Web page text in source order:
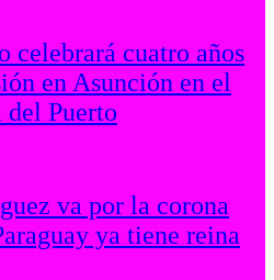
celebrará cuatro años
en Asunción en el
Puerto
va por la corona
ya tiene reina